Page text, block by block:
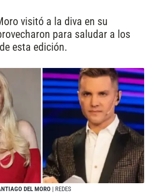
visitó a la diva en su
para saludar a los
esta edición.
DEL MORO | REDES